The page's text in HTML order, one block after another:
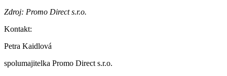
Zdroj: Promo Direct s.r.o.
Kontakt:
Petra Kaidlová
spolumajitelka Promo Direct s.r.o.